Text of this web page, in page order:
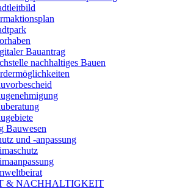
Bauantrag
nachhaltiges Bauen
Bauwesen
und -anpassung
& NACHHALTIGKEIT